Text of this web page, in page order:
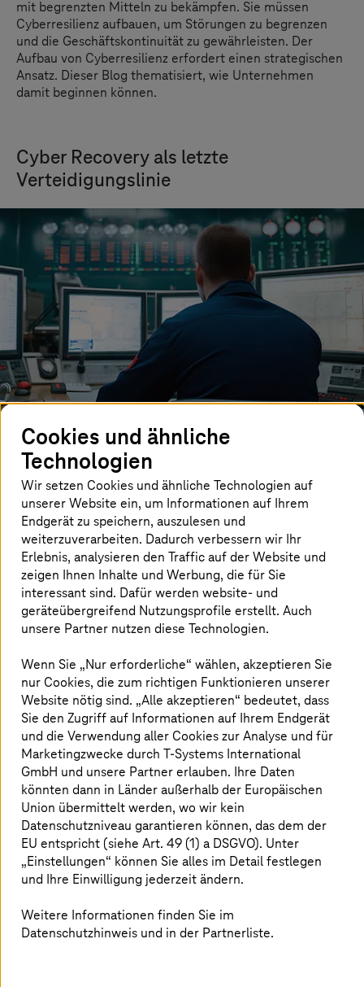
mit begrenzten Mitteln zu bekämpfen. Sie müssen
Cyberresilienz aufbauen, um Störungen zu begrenzen
und die Geschäftskontinuität zu gewährleisten. Der
Aufbau von Cyberresilienz erfordert einen strategischen
Ansatz. Dieser Blog thematisiert, wie Unternehmen
damit beginnen können.
Cyber Recovery als letzte
Verteidigungslinie
Ein Schlüsselelement beim Aufbau von Cyberresilienz ist
die Cyberwiederherstellung – ein reaktiver Ansatz nach
einem Vorfall. Die Pläne zur Cyber Recovery sind wie
Disaster-Recovery-Pläne, die darauf abzielen, IT-
Infrastrukturen und Daten nach Unterbrechungen
aufgrund unerwarteter Ereignisse (politische Ereignisse,
Naturkatastrophen, Kriege usw.) wiederherzustellen.
Lösungen zur Cyberwiederherstellung befassen sich
ausschließlich mit Cybervorfällen.
Abläufen nach einem Cyberangriff oder einer
Datenschutzverletzung ist für jedes Unternehmen
absolut kritisch. Effiziente Recovery-Maßnahmen können
die Auswirkungen des Angriffs erheblich verringern und
Kosten sparen. Die durchschnittlichen
Wiederherstellungskosten, die Unternehmen im Jahr
2023 zu tragen hatten, lagen bei 1,85 Millionen USD.
Finanzielle Verluste steigen
Finanziellen Verluste aufgrund von Angriffen nehmen
täglich zu. Allein im Jahr 2023 überstieg die Summe der
Ransomware-Zahlungen 1 Milliarde US-Dollar.
verbunden. Die Zahlung des Lösegelds ist jedoch keine
Garantie dafür, dass man alle Daten zurückbekommt.
Cookies und ähnliche
Technologien
Wir setzen Cookies und ähnliche Technologien auf
unserer Website ein, um Informationen auf Ihrem
Endgerät zu speichern, auszulesen und
weiterzuverarbeiten. Dadurch verbessern wir Ihr
Erlebnis, analysieren den Traffic auf der Website und
zeigen Ihnen Inhalte und Werbung, die für Sie
interessant sind. Dafür werden website- und
geräteübergreifend Nutzungsprofile erstellt. Auch
unsere Partner nutzen diese Technologien.
Wenn Sie „Nur erforderliche“ wählen, akzeptieren Sie
nur Cookies, die zum richtigen Funktionieren unserer
Website nötig sind. „Alle akzeptieren“ bedeutet, dass
Sie den Zugriff auf Informationen auf Ihrem Endgerät
und die Verwendung aller Cookies zur Analyse und für
Marketingzwecke durchT-Systems International
GmbH und unsere Partner erlauben. Ihre Daten
könnten dann in Länder außerhalb der Europäischen
Union übermittelt werden, wo wir kein
Datenschutzniveau garantieren können, das dem der
EU entspricht (siehe Art. 49 (1) a DSGVO). Unter
„Einstellungen“ können Sie alles im Detail festlegen
und Ihre Einwilligung jederzeit ändern.
Weitere Informationen finden Sie im
Datenschutzhinweis und in der Partnerliste.